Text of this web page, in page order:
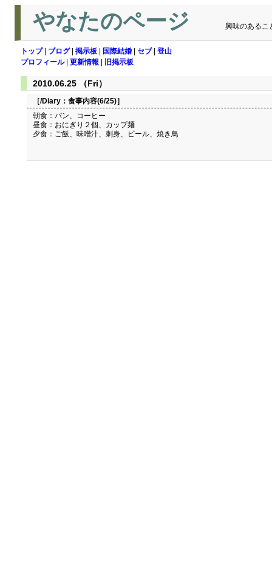
やなたのページ 興味のあるこ
トップ| ブログ| 掲示板 国際結婚 セブ| 登山
プロフィール| 更新情報 旧掲示板
2010.06.25 （Fri）
［/Diary： 食事内容(6/25)］
朝食：パン、コーヒー
昼食：おにぎり２個、カップ麺
夕食：ご飯、味噌汁、刺身、ビール、焼き鳥